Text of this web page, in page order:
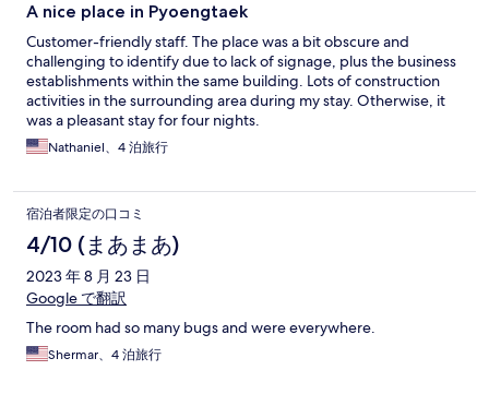
A nice place in Pyoengtaek
Customer-friendly staff. The place was a bit obscure and
challenging to identify due to lack of signage, plus the business
establishments within the same building. Lots of construction
activities in the surrounding area during my stay. Otherwise, it
was a pleasant stay for four nights.
Nathaniel、4 泊旅行
宿泊者限定の口コミ
4/10 (まあまあ)
2023 年 8 月 23 日
Google で翻訳
The room had so many bugs and were everywhere.
Shermar、4 泊旅行